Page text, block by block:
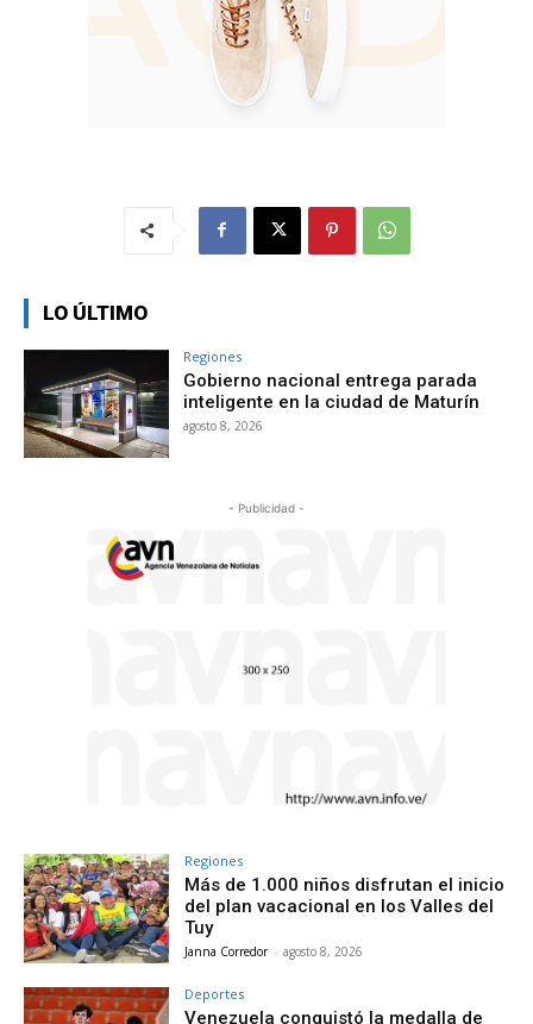
LO ÚLTIMO
Regiones
Gobierno nacional entrega parada
inteligente en la ciudad de Maturín
agosto 8, 2026
- Publicidad -
Regiones
Más de 1.000 niños disfrutan el inicio
del plan vacacional en los Valles del
Tuy
Janna Corredor - agosto 8, 2026
Deportes
Venezuela conquistó la medalla de